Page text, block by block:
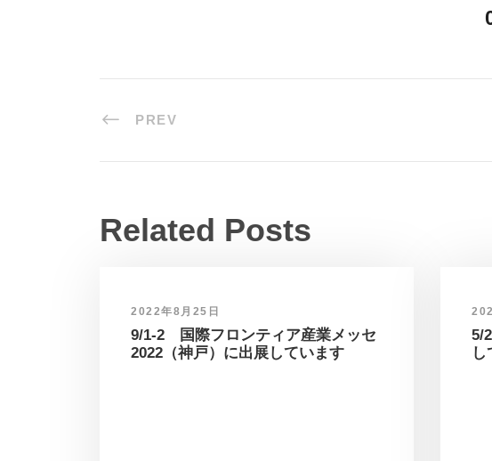
PREV
Related Posts
2022年8月25日
9/1-2 国際フロンティア産業メッセ
2022（神戸）に出展しています
5/
し